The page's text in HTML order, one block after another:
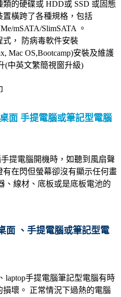
的硬碟或 HDD或 SSD 或固態
橫跨了各種規格，包括
mSATA/SlimSATA 。
， 防病毒軟件安裝
Mac OS,Bootcamp)安裝及維護
(中英文繁簡視窗升級)
面 手提電腦或筆記型電腦
提電腦開機時，如聽到風扇聲
在閃但螢幕卻沒有顯示任何畫
、線材、底板或是底板電池的
面 、手提電腦或筆記型電
laptop手提電腦筆記型電腦有時
壞。 正常情況下過熱的電腦